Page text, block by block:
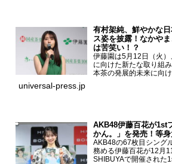
有村架純、鮮やかな
ス姿を披露！なかや
は苦笑い！？
伊藤園は5月12日（火
に向けた新たな取り組
本茶の発展的未来に向
日本茶を世界へ～」を
のCMキャラクターを
universal-press.jp
AKB48伊藤百花が1st
かん。」を発売！等
AKB48の67枚目シング
務める伊藤百花が12月
SHIBUYAで開催された